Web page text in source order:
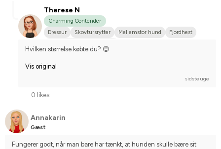
Therese N
Charming Contender
Dressur
Skovtursrytter Mellemstor hund
Fjordhest
Hvilken størrelse købte du? 😊
Vis original
sidste uge
0 likes
Annakarin
Gæst
Fungerer godt, når man bare har tænkt, at hunden skulle bære sit